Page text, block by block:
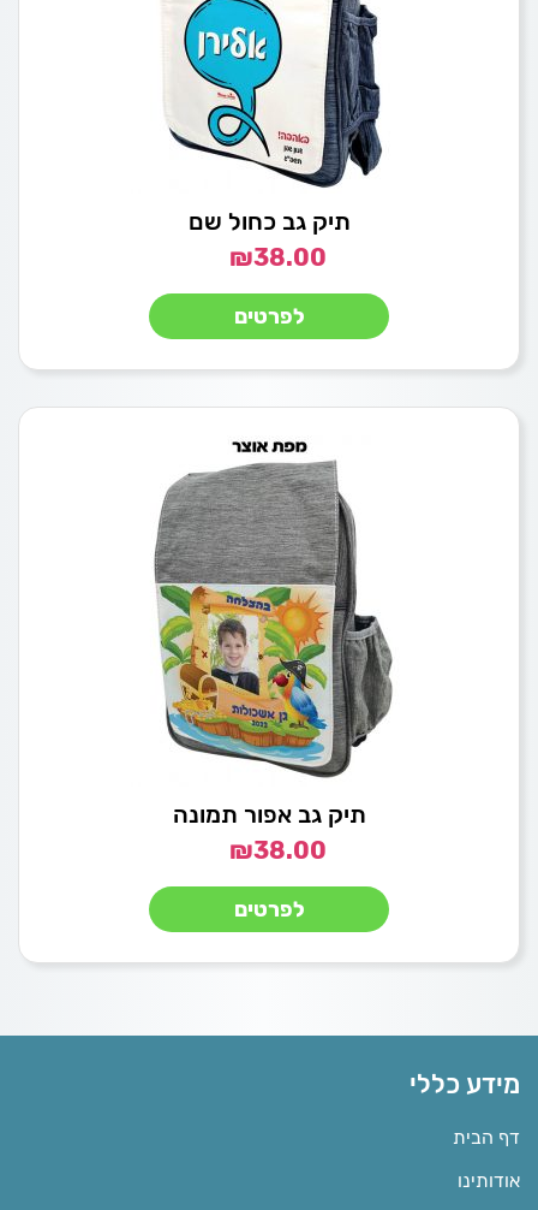
תיק גב כחול שם
₪38.00
לפרטים
תיק גב אפור תמונה
₪38.00
לפרטים
מידע כללי
דף הבית
אודותינו